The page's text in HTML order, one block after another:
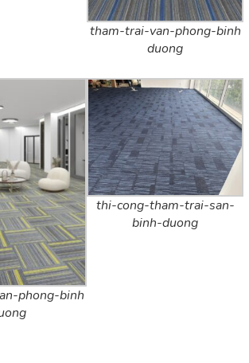
tham-trai-van-phong-binh
duong
phong-binh
thi-cong-tham-trai-san-
binh-duong